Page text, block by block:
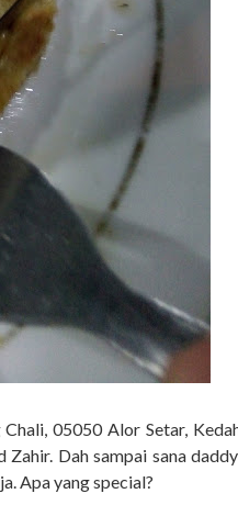
Chali, 05050 Alor Setar,
Dah sampai sana
Apa yang special?